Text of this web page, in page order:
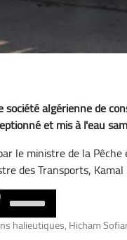
algérienne de
et mis à l'eau
le ministre de la
des Transports,
Arrow
halieutiques, Hicham